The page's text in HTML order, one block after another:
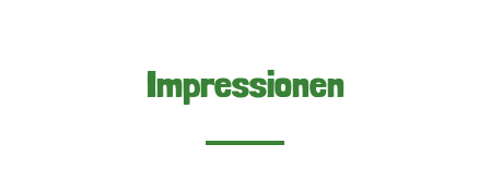
Impressionen